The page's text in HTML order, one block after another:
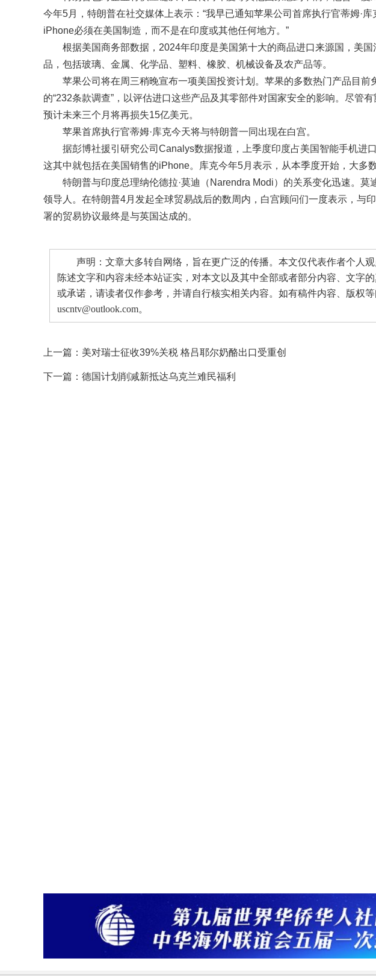
今年5月，特朗普在社交媒体上表示：“我早已通知苹果公司首席执行官蒂姆·
iPhone必须在美国制造，而不是在印度或其他任何地方。”
根据美国商务部数据，2024年印度是美国第十大的商品进口来源国，美
品，包括玻璃、金属、化学品、塑料、橡胶、机械设备及农产品等。
苹果公司将在周三稍晚宣布一项美国投资计划。苹果的多数热门产品目前
的“232条款调查”，以评估进口这些产品及其零部件对国家安全的影响。尽管
预计未来三个月将再损失15亿美元。
苹果首席执行官蒂姆·库克今天将与特朗普一同出现在白宫。
据彭博社援引研究公司Canalys数据报道，上季度印度占美国智能手机进
这其中就包括在美国销售的iPhone。库克今年5月表示，从本季度开始，大多
特朗普与印度总理纳伦德拉·莫迪（Narendra Modi）的关系变化迅速。莫
领导人。在特朗普4月发起全球贸易战后的数周内，白宫顾问们一度表示，与
署的贸易协议最终是与英国达成的。
声明：文章大多转自网络，旨在更广泛的传播。本文仅代表作者个人观
陈述文字和内容未经本站证实，对本文以及其中全部或者部分内容、文字
或承诺，请读者仅作参考，并请自行核实相关内容。如有稿件内容、版权
uscntv@outlook.com。
上一篇： 美对瑞士征收39%关税 格吕耶尔奶酪出口受重创
下一篇： 德国计划削减新抵达乌克兰难民福利